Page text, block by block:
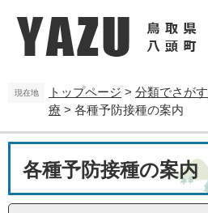
。
て
へ
現在地 トップページ > 分類でさがす
療 > 各種予防接種の案内
各種予防接種の案内